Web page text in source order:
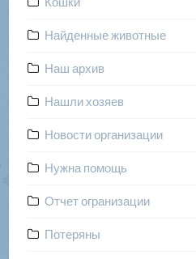
Найденные животные
Наш архив
Нашли хозяев
Новости организации
Нужна помощь
Отчет огранизации
Потеряны